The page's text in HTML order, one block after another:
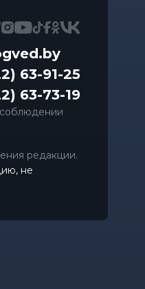
63-91-25
63-73-19
редакции.
не